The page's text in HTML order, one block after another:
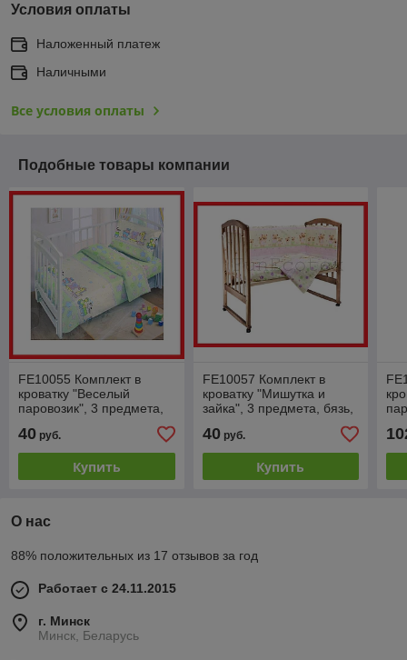
Условия оплаты
Наложенный платеж
Наличными
Все условия оплаты
Подобные товары компании
FE10055 Комплект в
кроватку "Веселый
паровозик", 3 предмета,
Funecotex, зеленый
40 руб.
Купить
FE10057 Комплект в
кроватку "Мишутка и
зайка", 3 предмета, бязь,
Фан Экотекс, Funecotex,
разные цвета
40руб.
Купить
О нас
88% положительных из 17 отзывов за год
Работает с 24.11.2015
г. Минск
Минск, Беларусь